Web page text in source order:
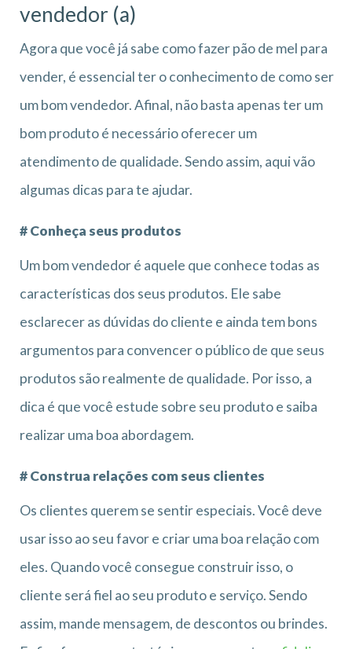
vendedor (a)
Agora que você já sabe como fazer pão de mel para
vender, é essencial ter o conhecimento de como ser
um bom vendedor. Afinal, não basta apenas ter um
bom produto é necessário oferecer um
atendimento de qualidade. Sendo assim, aqui vão
algumas dicas para te ajudar.
# Conheça seus produtos
Um bom vendedor é aquele que conhece todas as
características dos seus produtos. Ele sabe
esclarecer as dúvidas do cliente e ainda tem bons
argumentos para convencer o público de que seus
produtos são realmente de qualidade. Por isso, a
dica é que você estude sobre seu produto e saiba
realizar uma boa abordagem.
# Construa relações com seus clientes
Os clientes querem se sentir especiais. Você deve
usar isso ao seu favor e criar uma boa relação com
eles. Quando você consegue construir isso, o
cliente será fiel ao seu produto e serviço. Sendo
assim, mande mensagem, de descontos ou brindes.